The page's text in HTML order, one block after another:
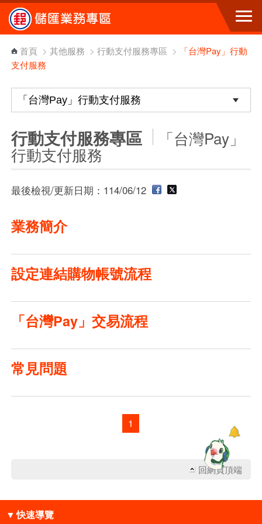
跳到主要內容區塊
首頁 > 其他服務 > 行動支付服務專區 >
「台灣Pay」行動
支付服務
行動支付服務專區 「台灣Pay」
行動支付服務
最後檢視/更新日期：114/06/12
業務簡介
設定連結購物帳號流程
「台灣Pay」交易流程
常見問題
1
回網頁頂端
▼ 快速導覽